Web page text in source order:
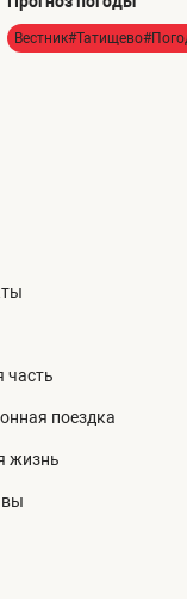
часть
поездка
жизнь